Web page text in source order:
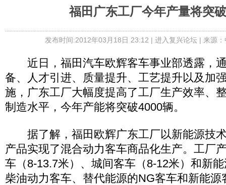
福田广东工厂今年产量将突
发布时间:2012年03月18日 23:12 | 进入复兴论坛| 来源
近日，福田汽车欧辉客车事业部透露，
备、人才引进、质量提升、工艺提升以及加
施，广东工厂大幅度提高了工厂生产效率、
制造水平，今年产能将突破4000辆。
据了解，福田欧辉广东工厂以新能源技
产品实现了混合动力客车商品化生产。工厂
车（8-13.7米）、城间客车（8-12米）和新
柴油动力客车、替代能源的NG客车和新能